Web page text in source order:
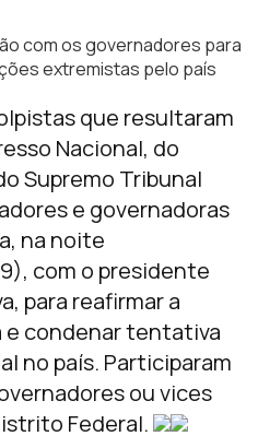
com os governadores para
extremistas pelo país
que resultaram
Nacional, do
Supremo Tribunal
e governadoras
na noite
com o presidente
para reafirmar a
e condenar tentativa
no país. Participaram
ou vices
Federal.